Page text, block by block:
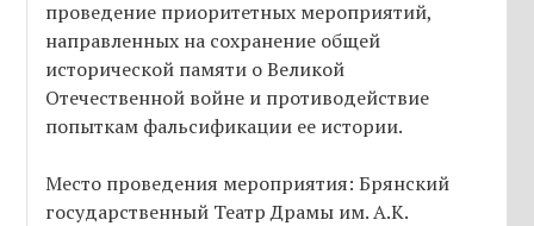
проведение приоритетных мероприятий,
направленных на сохранение общей
исторической памяти о Великой
Отечественной войне и противодействие
попыткам фальсификации ее истории.
Место проведения мероприятия: Брянский
государственный Театр Драмы им. А.К.